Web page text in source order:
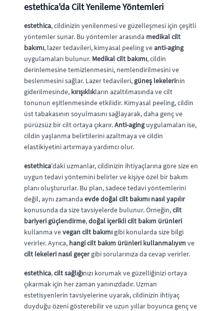
estethica'da Cilt Yenileme Yöntemleri
estethica, cildinizin yenilenmesi ve güzelleşmesi için çeşitli
yöntemler sunar. Bu yöntemler arasında medikal cilt
bakımı, lazer tedavileri, kimyasal peeling veanti-aging
uygulamaları bulunur. Medikal cilt bakımı, cildin
derinlemesine temizlenmesini, nemlendirilmesini ve
beslenmesini sağlar. Lazer tedavileri, güneş lekelerinin
giderilmesinde, kırışıklıkların azaltılmasında ve cilt
tonunun eşitlenmesinde etkilidir. Kimyasal peeling, cildin
üst tabakasının soyulmasını sağlayarak, daha genç ve
pürüzsüz bir cilt ortaya çıkarır.Anti-aginguygulamaları ise,
cildin yaşlanma belirtilerini azaltmaya ve cildin
elastikiyetini artırmaya yardımcı olur.
estethica'daki uzmanlar, cildinizin ihtiyaçlarına göre size en
uygun tedavi yöntemini belirler ve kişiye özel bir bakım
planı oluştururlar. Bu plan, sadece tedavi yöntemlerini
değil, aynı zamanda evde doğal cilt bakımı nasıl yapılır
konusunda da size tavsiyelerde bulunur. Örneğin,cilt
bariyeri güçlendirme,doğal içerikli cilt bakım ürünleri
kullanma vevegan cilt bakımı gibi konularda size bilgi
verirler. Ayrıca, hangi cilt bakım ürünleri kullanmalıyım ve
cilt lekeleri nasıl geçergibi sorularınıza da cevap verirler.
estethica,cilt sağlığınızı korumak ve güzelliğinizi ortaya
çıkarmak için her zaman yanınızdadır. Uzman
estetisyenlerin tavsiyelerine uyarak, cildinizin ihtiyaç
duyduğu özeni gösterebilir ve uzun yıllar boyunca genç ve